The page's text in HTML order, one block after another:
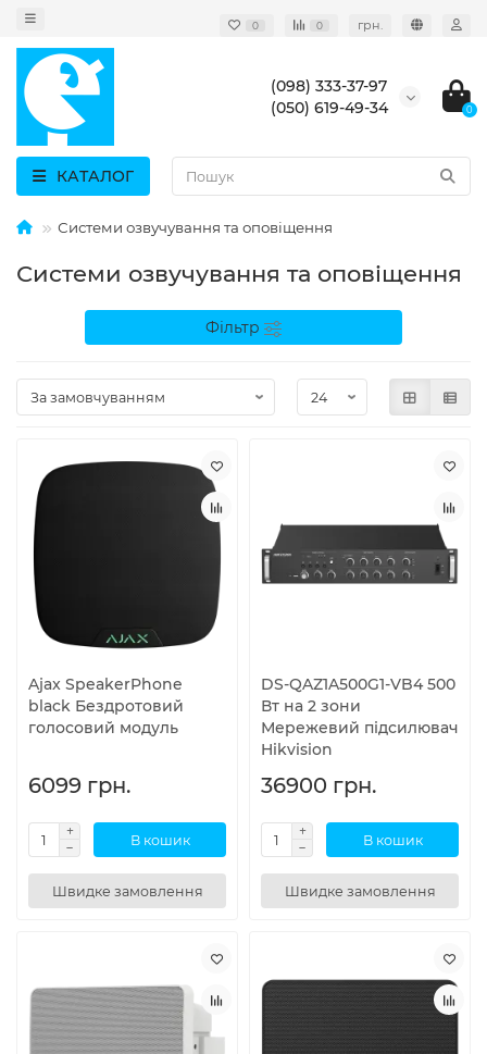
0 0 грн.
(098) 333-37-97
(050) 619-49-34
0
КАТАЛОГ
Системи озвучування та оповіщення
Системи озвучування та оповіщення
Фільтр
Ajax SpeakerPhone
black Бездротовий
голосовий модуль
6099 грн.
В кошик
Швидке замовлення
DS-QAZ1A500G1-VB4 500
Вт на 2 зони
Мережевий підсилювач
Hikvision
36900 грн.
В кошик
Швидке замовлення